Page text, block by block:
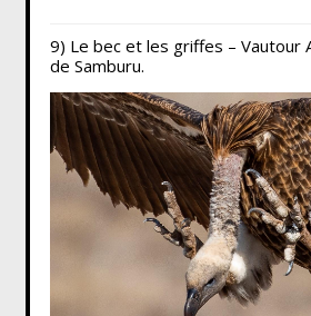
9) Le bec et les griffes – Vautour
de Samburu.